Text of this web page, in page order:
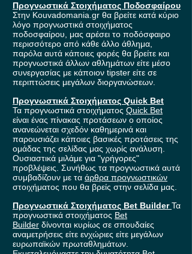
Προγνωστικά Στοιχήματος Ποδοσφαίρου
Στην Kouvadomania.gr θα βρείτε κατά κύριο
λόγο προγνωστικά στοιχήματος
ποδοσφαίρου, μας αρέσει το ποδόσφαιρο
περισσότερο από κάθε άλλο άθλημα,
παρόλα αυτά κάποιες φορές θα βρείτε και
προγνωστικά άλλων αθλημάτων είτε μέσο
συνεργασίας με κάποιον tipster είτε σε
περιπτώσεις μεγάλων διοργανώσεων.
Προγνωστικά Στοιχήματος Quick Bet
Τα προγνωστικά στοιχήματος Quick Bet
είναι ένας πίνακας προτάσεων ο οποίος
ανανεώνεται σχεδόν καθημερινά και
παρουσιάζει κάποιες βασικές προτάσεις της
ομάδας της σελίδας μας χωρίς ανάλυση.
Ουσιαστικά μιλάμε για "γρήγορες"
προβλέψεις. Συνήθως τα προγνωστικά αυτά
συμβαδίζουν με τα άρθρα προγνωστικών
στοιχήματος που θα βρείς στην σελίδα μας.
Προγνωστικά Στοιχήματος Bet BuilderΤα
προγνωστικά στοιχήματος Bet
Builder δίνονται κυρίως σε σπουδαίες
αναμετρήσεις είτε ενχώριες είτε μεγάλων
ευρωπαϊκών πρωταθλημάτων.